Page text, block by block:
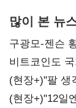
많이 본 뉴
구광모-젠슨
비트코인도
숙제
(현장+)"팔 생
20억 키맞추기
(현장+)"12일